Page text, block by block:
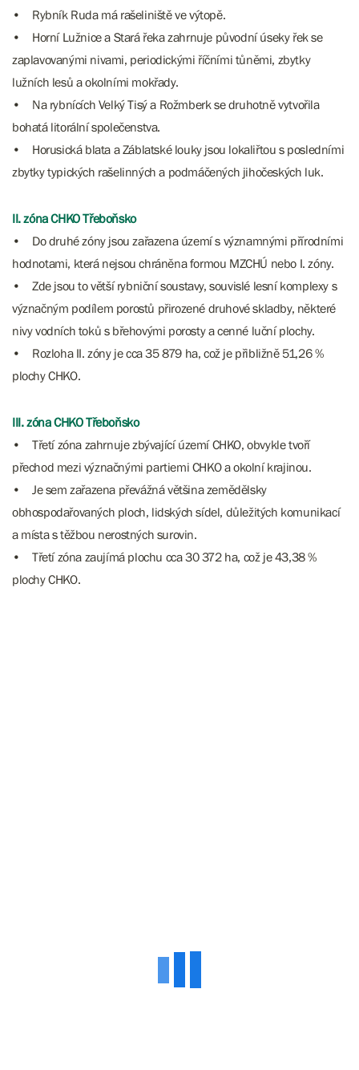
• Rybník Ruda má rašeliniště ve výtopě.
• Horní Lužnice a Stará řeka zahrnuje původní úseky řek se
zaplavovanými nivami, periodickými říčními tůněmi, zbytky
lužních lesů a okolními mokřady.
• Na rybnících Velký Tisý a Rožmberk se druhotně vytvořila
bohatá litorální společenstva.
• Horusická blata a Záblatské louky jsou lokaliřtou s posledními
zbytky typických rašelinných a podmáčených jihočeských luk.
II. zóna CHKO Třeboňsko
• Do druhé zóny jsou zařazena území s významnými přírodními
hodnotami, která nejsou chráněna formou MZCHÚ nebo I. zóny.
• Zde jsou to větší rybniční soustavy, souvislé lesní komplexy s
význačným podílem porostů přirozené druhové skladby, některé
nivy vodních toků s břehovými porosty a cenné luční plochy.
• Rozloha II. zóny je cca 35 879 ha, což je přibližně 51,26 %
plochy CHKO.
III. zóna CHKO Třeboňsko
• Třetí zóna zahrnuje zbývající území CHKO, obvykle tvoří
přechod mezi význačnými partiemi CHKO a okolní krajinou.
• Je sem zařazena převážná většina zemědělsky
obhospodařovaných ploch, lidských sídel, důležitých komunikací
a místa s těžbou nerostných surovin.
• Třetí zóna zaujímá plochu cca 30 372 ha, což je 43,38 %
plochy CHKO.